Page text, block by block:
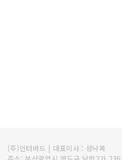
(주)인터버드 | 대표이사 : 성낙복